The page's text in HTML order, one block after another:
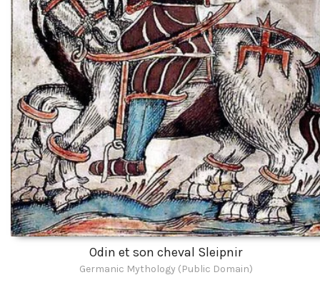
Odin et son cheval Sleipnir
Germanic Mythology (Public Domain)